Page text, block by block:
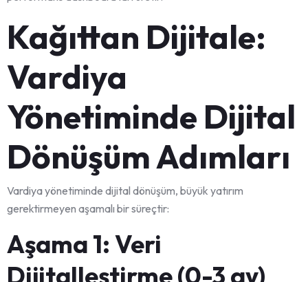
Kağıttan Dijitale:
Vardiya
Yönetiminde Dijital
Dönüşüm Adımları
Vardiya yönetiminde dijital dönüşüm, büyük yatırım
gerektirmeyen aşamalı bir süreçtir:
Aşama 1: Veri
Dijitalleştirme (0-3 ay)